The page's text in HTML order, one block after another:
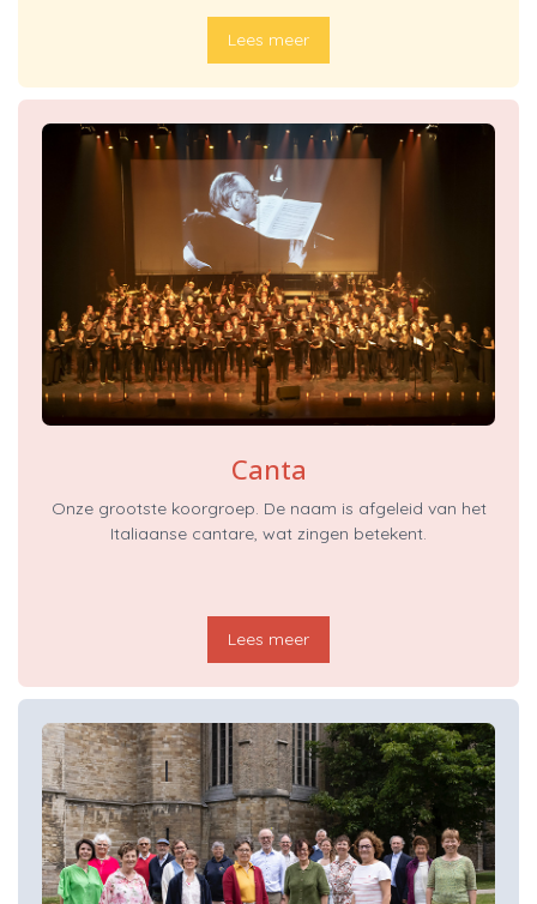
Lees meer
Canta
Onze grootste koorgroep. De naam is afgeleid van het
Italiaanse cantare, wat zingen betekent.
Lees meer